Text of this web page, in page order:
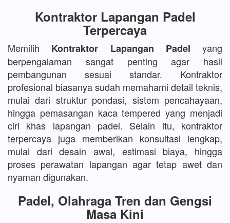
Kontraktor Lapangan Padel
Terpercaya
Memilih Kontraktor Lapangan Padel yang
berpengalaman sangat penting agar hasil
pembangunan sesuai standar. Kontraktor
profesional biasanya sudah memahami detail teknis,
mulai dari struktur pondasi, sistem pencahayaan,
hingga pemasangan kaca tempered yang menjadi
ciri khas lapangan padel. Selain itu, kontraktor
terpercaya juga memberikan konsultasi lengkap,
mulai dari desain awal, estimasi biaya, hingga
proses perawatan lapangan agar tetap awet dan
nyaman digunakan.
Padel, Olahraga Tren dan Gengsi
Masa Kini